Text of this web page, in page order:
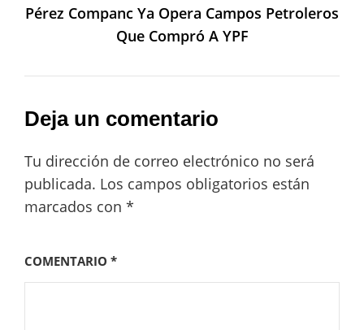
Pérez Companc Ya Opera Campos Petroleros
Que Compró A YPF
Deja un comentario
Tu dirección de correo electrónico no será
publicada. Los campos obligatorios están
marcados con *
COMENTARIO *